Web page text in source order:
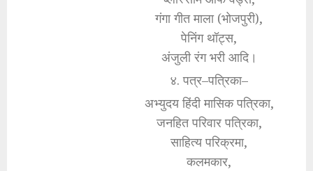
गंगा गीत माला (भोजपुरी),
पेनिंग थॉट्स,
अंजुली रंग भरी आदि।
४. पत्र–पत्रिका–
अभ्युदय हिंदी मासिक पत्रिका,
जनहित परिवार पत्रिका,
साहित्य परिक्रमा,
कलमकार,